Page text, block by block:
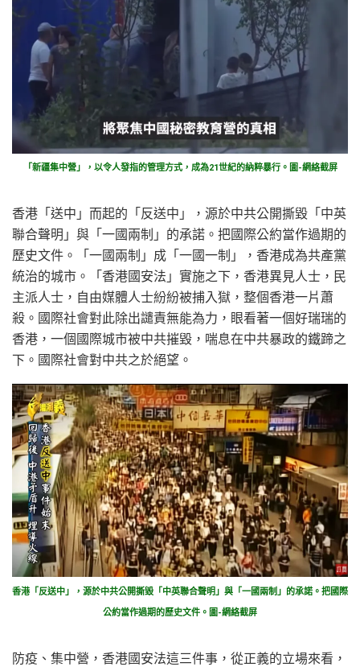
「新疆集中營」，以令人發指的管理方式，成為21世紀的納粹暴行。圖-網絡截屏
香港「送中」而起的「反送中」，源於中共公開撕毀「中英
聯合聲明」與「一國兩制」的承諾。把國際公約當作過期的
歷史文件。「一國兩制」成「一國一制」，香港成為共產黨
統治的城市。「香港國安法」實施之下，香港異見人士，民
主派人士，自由媒體人士紛紛被捕入獄，整個香港一片蕭
殺。國際社會對此除出譴責無能為力，眼看著一個好瑞瑞的
香港，一個國際城市被中共摧毀，喘息在中共暴政的鐵蹄之
下。國際社會對中共之於絕望。
香港「反送中」，源於中共公開撕毀「中英聯合聲明」與「一國兩制」的承諾。把國際
公約當作過期的歷史文件。圖-網絡截屏
防疫、集中營，香港國安法這三件事，從正義的立場來看，